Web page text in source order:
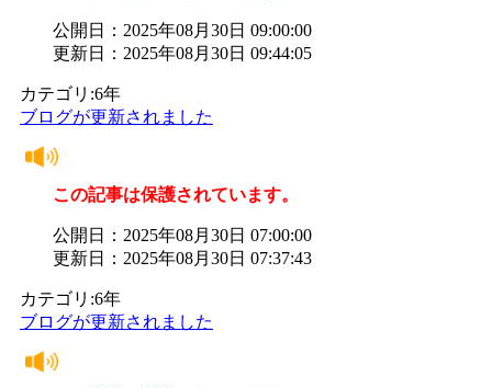
公開日：2025年08月30日 09:00:00
更新日：2025年08月30日 09:44:05
カテゴリ:6年
ブログが更新されました
この記事は保護されています。
公開日：2025年08月30日 07:00:00
更新日：2025年08月30日 07:37:43
カテゴリ:6年
ブログが更新されました